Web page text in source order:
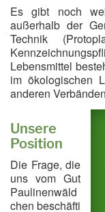
Es gibt noch
außerhalb der
Technik
Lebensmittel
im ökologischen
anderen
Unsere
Position
Die Frage, die
uns vom Gut
Paulinenwäld
chen beschäfti